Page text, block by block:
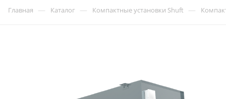
Главная — Каталог — Компактные установки Shuft —